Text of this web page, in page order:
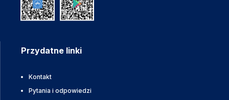
Przydatne linki
Kontakt
Pytania i odpowiedzi